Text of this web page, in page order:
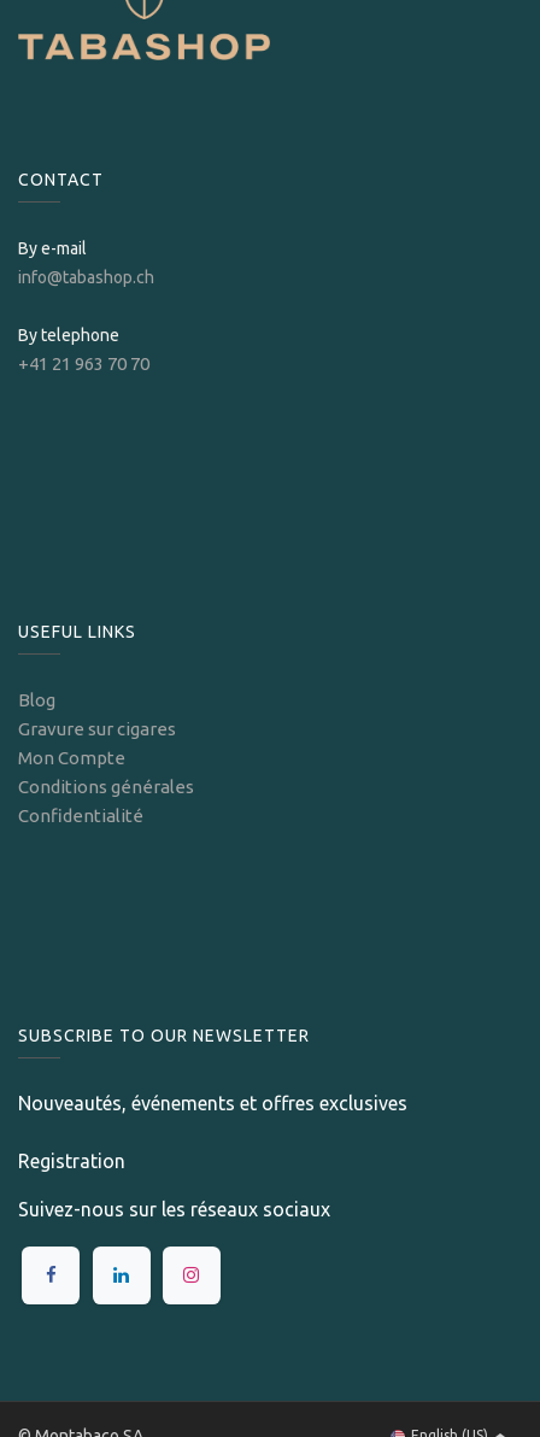
CONTACT
By e-mail
info@tabashop.ch
By telephone
+41 21 963 70 70
USEFUL LINKS
Blog
Gravure sur cigares
Mon Compte
Conditions générales
Confidentialité
SUBSCRIBE TO OUR NEWSLETTER
Nouveautés, événements et offres exclusives
Registration
Suivez-nous sur les réseaux sociaux